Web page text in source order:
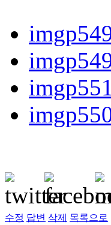
수정 답변 삭제 목록으로